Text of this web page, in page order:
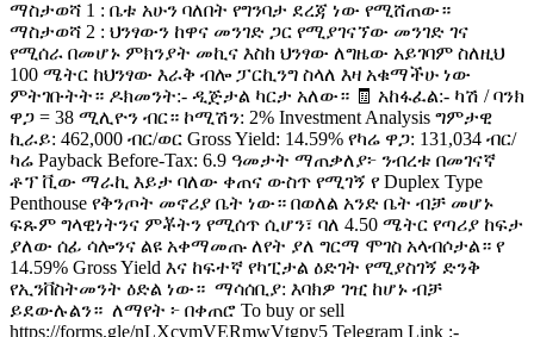
️ማስታወሻ 1 : ቤቱ አሁን ባለበት የግንባታ ደረጃ ነው የሚሸጠው።
️ማስታወሻ 2 : ህንፃውን ከዋና መንገድ ጋር የሚያገናኘው መንገድ ገና
የሚሰራ በመሆኑ ምክንያት መኪና እስከ ህንፃው ለግዜው አይገባም ስለዚህ
100 ሜትር ከህንፃው እራቅ ብሎ ፓርኪንግ ስላለ እዛ አቁማችሁ ነው
ምትገቡትት። ዶክመንት:- ዲጅታል ካርታ አለው። 🧾 አከፋፈል:- ካሽ / ባንክ
ዋጋ = 38 ሚሊዮን ብር። ኮሚሽን: 2% Investment Analysis ግምታዊ
ኪራይ: 462,000 ብር/ወር Gross Yield: 14.59% የካሬ ዋጋ: 131,034 ብር/
ካሬ Payback Before-Tax: 6.9 ዓመታት ማጠቃለያ፦ ንብረቱ በመገናኛ
ቶፕ ቪው ማራኪ እይታ ባለው ቀጠና ውስጥ የሚገኝ የ Duplex Type
Penthouse የቅንጦት መኖሪያ ቤት ነው። በወለል አንድ ቤት ብቻ መሆኑ
ፍጹም ግላዊነትንና ምቾትን የሚሰጥ ሲሆን፣ ባለ 4.50 ሜትር የጣሪያ ከፍታ
ያለው ሰፊ ሳሎንና ልዩ አቀማመጡ ለየት ያለ ግርማ ሞገስ አላብሶታል። የ
14.59% Gross Yield እና ከፍተኛ የካፒታል ዕድገት የሚያስገኝ ድንቅ
የኢንቨስትመንት ዕድል ነው። ️ ማሳሰቢያ: እባክዎ ገዢ ከሆኑ ብቻ
ይደውሉልን። ️ ለማየት ፦ በቀጠሮ To buy or sell
https://forms.gle/nLXcvmVERmwVtgpy5 Telegram Link :-